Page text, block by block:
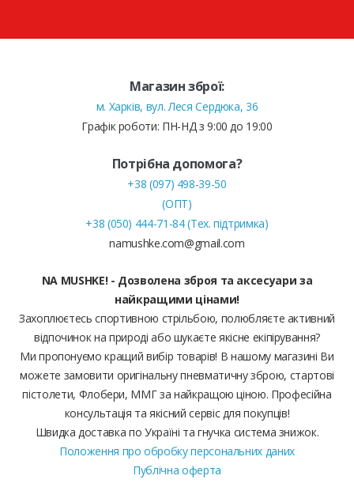
Магазин зброї:
м. Харків, вул. Леся Сердюка, 36
Графік роботи: ПН-НД з 9:00 до 19:00
Потрібна допомога?
+38 (097) 498-39-50
(ОПТ)
+38 (050) 444-71-84 (Тех. підтримка)
namushke.com@gmail.com
NA MUSHKE! - Дозволена зброя та аксесуари за
найкращими цінами!
Захоплюєтесь спортивною стрільбою, полюбляєте активний
відпочинок на природі або шукаєте якісне екіпірування?
Ми пропонуємо кращий вибір товарів! В нашому магазині Ви
можете замовити оригінальну пневматичну зброю, стартові
пістолети, Флобери, ММГ за найкращою ціною. Професійна
консультація та якісний сервіс для покупців!
Швидка доставка по Україні та гнучка система знижок.
Положення про обробку персональних даних
Публічна оферта